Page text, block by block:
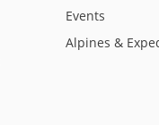
Events
Alpines &